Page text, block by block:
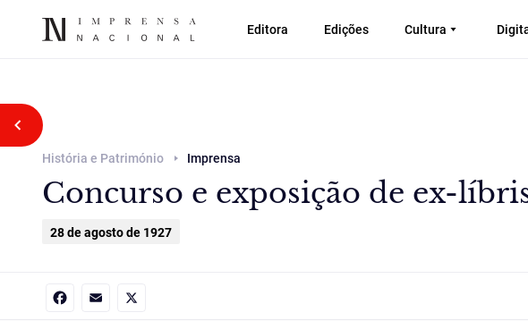
Editora Edições Cultura
Voltar atrás
História e Património Imprensa
Concurso e exposição de ex-
28 de agosto de 1927